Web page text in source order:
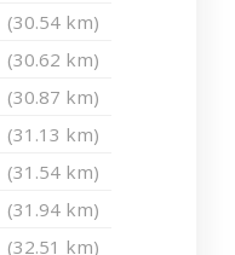
(30.54 km)
(30.62 km)
(30.87 km)
(31.13 km)
(31.54 km)
(31.94 km)
(32.51 km)